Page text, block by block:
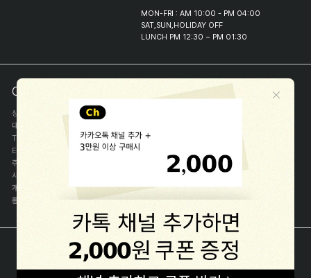
MON-FRI : AM 10:00 - PM 04:00
SAT,SUN,HOLIDAY OFF
LUNCH PM 12:30 ~ PM 01:30
COMPANY INFO
상호
(주)해피프린스
대표
TEL
1668-1570
E-MAIL
help@happyprince.co.kr
주소
사업자등록번호
개인정보관리자
이화진
통신판매신고번호
제 2018-서울종로-1384 호[사업자정보확인]
COPYRIGHT(C) (주)해피프린스 ALL RIGHT RESERVED.